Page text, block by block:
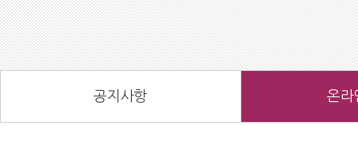
공지사항 온라